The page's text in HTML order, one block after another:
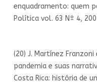
enquadramento: quem
Política vol. 63 Nº 4,
(20) J. Martínez Franzoni
pandemia e suas
Costa Rica: história de